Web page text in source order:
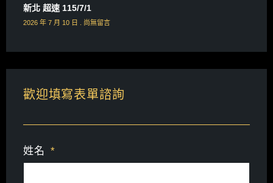
新北 超速 115/7/1
2026 年 7 月 10 日 尚無留言
歡迎填寫表單諮詢
姓名